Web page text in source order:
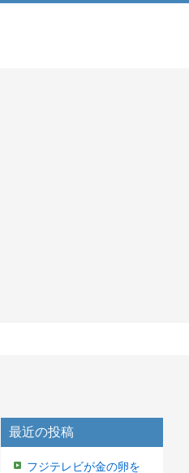
最近の投稿
フジテレビが金の卵を